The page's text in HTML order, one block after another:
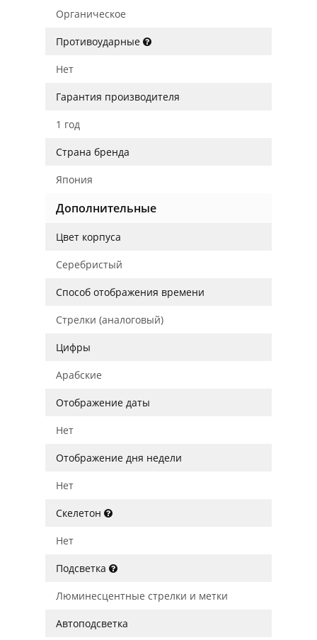
Органическое
Противоударные
Нет
Гарантия производителя
1 год
Страна бренда
Япония
Дополнительные
Цвет корпуса
Серебристый
Способ отображения времени
Стрелки (аналоговый)
Цифры
Арабские
Отображение даты
Нет
Отображение дня недели
Нет
Скелетон
Нет
Подсветка
Люминесцентные стрелки и метки
Автоподсветка